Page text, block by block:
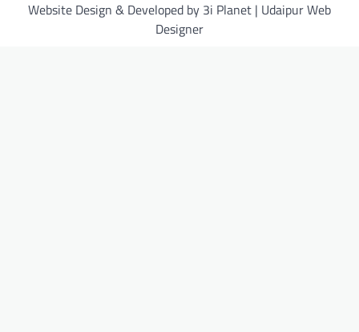
Website Design & Developed by 3i Planet | Udaipur Web
Designer